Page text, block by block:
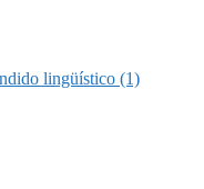
lingüístico (1)